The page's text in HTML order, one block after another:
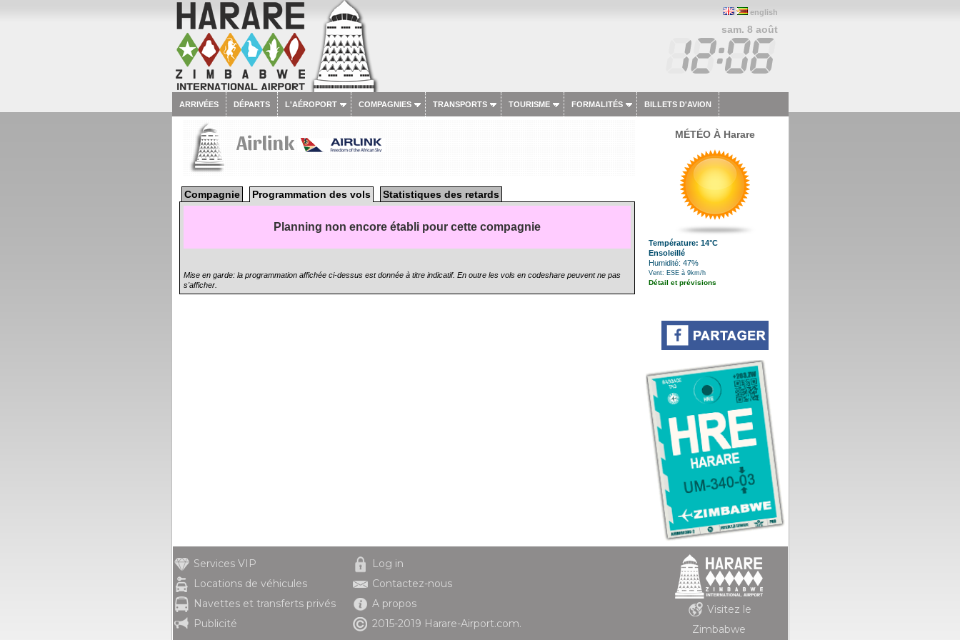
english
sam. 8 août
ARRIVÉES DÉPARTS L'AÉROPORT COMPAGNIES TRANSPORTS TOURISME FORMALITÉS BILLETS D'AVION
Airlink
Compagnie Programmation des vols Statistiques des retards
Planning non encore établi pour cette compagnie
Mise en garde: la programmation affichée ci-dessus est donnée à titre indicatif. En outre les vols en codeshare peuvent ne pas
s'afficher.
MÉTÉO À Harare
Température: 14°C
Ensoleillé
Humidité: 47%
Vent: ESE à 9km/h
Détail et prévisions
Services VIP
Locations de véhicules
Navettes et transferts privés
Publicité
Log in
Contactez-nous
A propos
2015-2019 Harare-Airport.com.
Visitez le
Zimbabwe